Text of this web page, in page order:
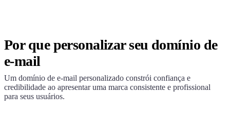
Por que personalizar seu domínio de
e-mail
Um domínio de e-mail personalizado constrói confiança e
credibilidade ao apresentar uma marca consistente e profissional
para seus usuários.